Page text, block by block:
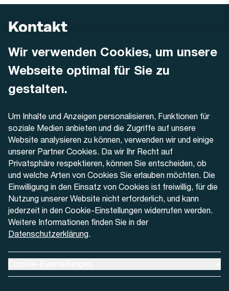
Wir verwenden Cookies, um unsere
Webseite optimal für Sie zu
gestalten.
Um Inhalte und Anzeigen personalisieren, Funktionen für
soziale Medien anbieten und die Zugriffe auf unsere
Website analysieren zu können, verwenden wir und einige
unserer Partner Cookies. Da wir Ihr Recht auf
Privatsphäre respektieren, können Sie entscheiden, ob
und welche Arten von Cookies Sie erlauben möchten. Die
Einwilligung in den Einsatz von Cookies ist freiwillig, für die
Nutzung unserer Website nicht erforderlich, und kann
jederzeit in den Cookie-Einstellungen widerrufen werden.
Weitere Informationen finden Sie in der
Datenschutzerklärung.
Kontakt
AREMO
Dornacherstrasse 48
4500 Solothurn
+41 32 622 37 22
Kontaktformular
Aktuell
Medien